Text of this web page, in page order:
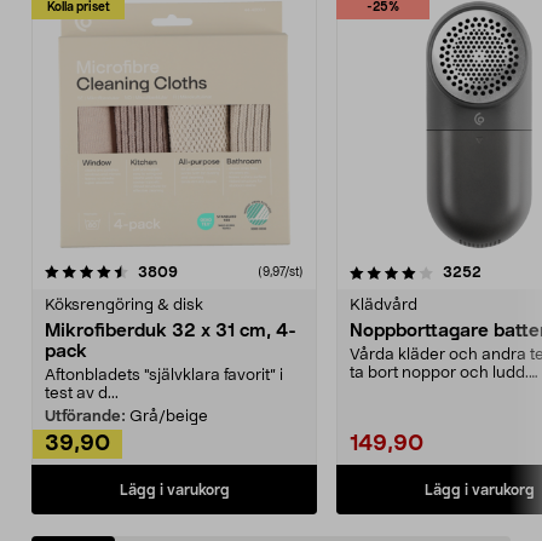
Kolla priset
3809recensioner (9,97/st)
Köksrengöring & disk
Mikrofiberduk 32 x 31 cm, 4-
pack
Aftonbladets "självklara favorit” i
test av d...
Utförande: Grå/beige
39,90
Lägg i varukorg
-25%
4.0av 5 stjärnor 3252
Klädvård
Noppborttagare
Vårda kläder och andra
ta bort noppor och ludd.
149,90
Lägg i varukorg
4.5av 5 stjärnor